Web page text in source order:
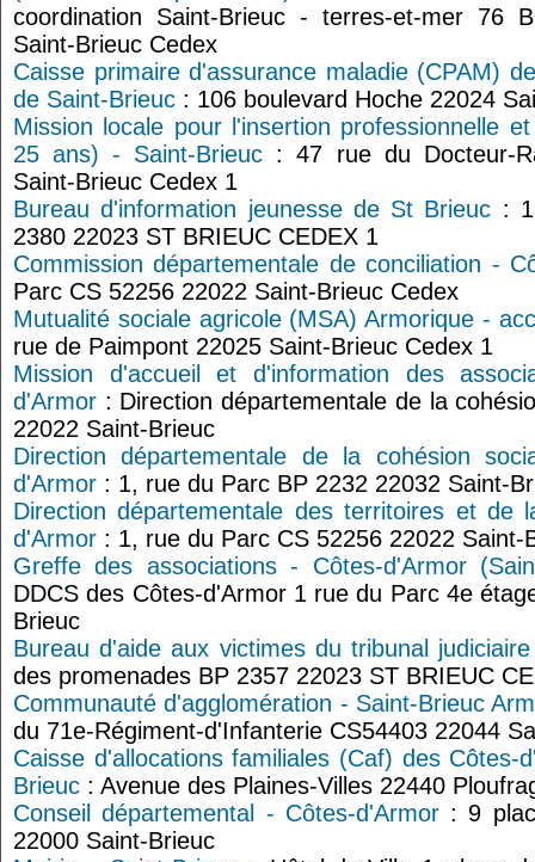
coordination Saint-Brieuc - terres-et-mer 76
Saint-Brieuc Cedex
Caisse primaire d'assurance maladie (CPAM)
de Saint-Brieuc : 106 boulevard Hoche 22024
Mission locale pour l'insertion professionnelle
25 ans) - Saint-Brieuc : 47 rue du Docteur-
Saint-Brieuc Cedex 1
Bureau d'information jeunesse de St Brieuc :
2380 22023 ST BRIEUC CEDEX 1
Commission départementale de conciliation -
Parc CS 52256 22022 Saint-Brieuc Cedex
Mutualité sociale agricole (MSA) Armorique -
rue de Paimpont 22025 Saint-Brieuc Cedex 1
Mission d'accueil et d'information des
d'Armor : Direction départementale de la
22022 Saint-Brieuc
Direction départementale de la cohésion
d'Armor : 1, rue du Parc BP 2232 22032 Saint-
Direction départementale des territoires et de
d'Armor : 1, rue du Parc CS 52256 22022 Saint-
Greffe des associations - Côtes-d'Armor
DDCS des Côtes-d'Armor 1 rue du Parc 4e
Brieuc
Bureau d'aide aux victimes du tribunal
des promenades BP 2357 22023 ST BRIEUC
Communauté d'agglomération - Saint-Brieuc
du 71e-Régiment-d'Infanterie CS54403 22044
Caisse d'allocations familiales (Caf) des Côtes-
Brieuc : Avenue des Plaines-Villes 22440
Conseil départemental - Côtes-d'Armor: 9
22000 Saint-Brieuc